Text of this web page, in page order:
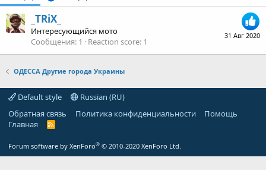
31 Авг 2020
_TRiX_
Интересующийся мото
Сообщения 1 Reaction score 1
ОДЕССА Другие города Украины
Default style
Russian (RU)
Обратная связь
Политика конфиденциальности
Помощь
Главная
R
Forum software by XenForo® © 2010-2020 XenForo Ltd.